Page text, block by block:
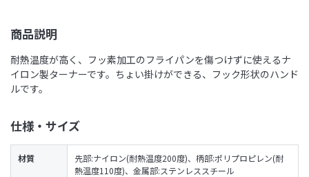
商品説明
耐熱温度が高く、フッ素加工のフライパンを傷つけずに使えるナ
イロン製ターナーです。ちょい掛けができる、フック形状のハンド
ルです。
仕様・サイズ
材質
先部:ナイロン(耐熱温度200度)、柄部:ポリプロピレン(耐
熱温度110度)、金属部:ステンレススチール